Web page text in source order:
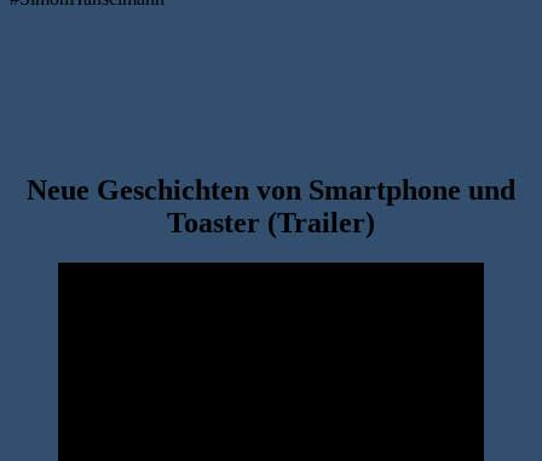
Neue Geschichten von Smartphone und
Toaster (Trailer)